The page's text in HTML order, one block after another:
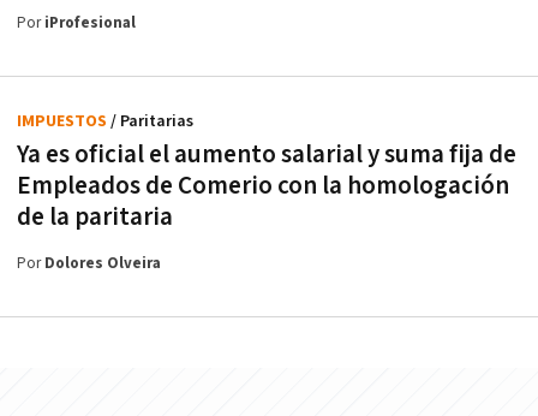
PoriProfesional
Ya es oficial el aumento salarial y suma fija de
Empleados de Comerio con la homologación
de la paritaria
IMPUESTOS / Paritarias
PorDolores Olveira